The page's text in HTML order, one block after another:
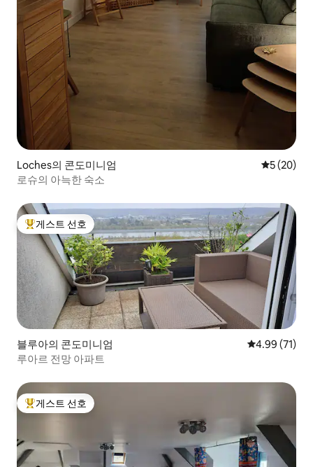
Loches의 콘도미니엄 평점 5점(5
5 (20)
로슈의 아늑한 숙소
상위 게스트 선호
게스트 선호
블루아의 콘도미니엄 평점 4.99점
4.99 (71)
루아르 전망 아파트
상위 게스트 선호
게스트 선호